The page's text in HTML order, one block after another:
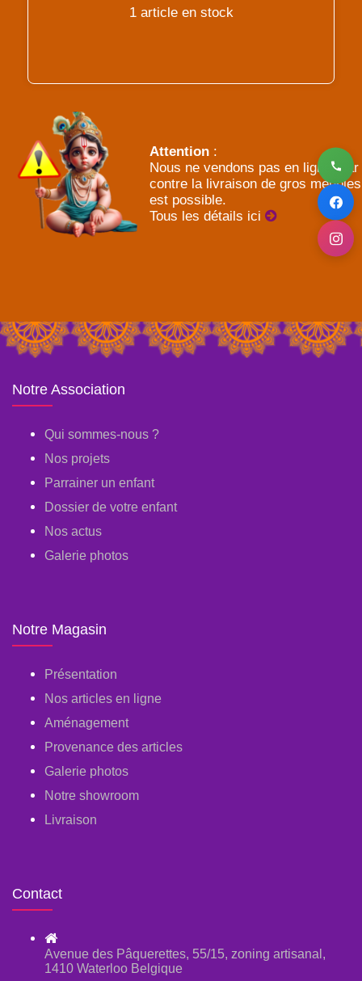
1 article en stock
Attention :
Nous ne vendons pas en ligne, par
contre la livraison de gros meubles
est possible.
Tous les détails ici
Notre Association
Qui sommes-nous ?
Nos projets
Parrainer un enfant
Dossier de votre enfant
Nos actus
Galerie photos
Notre Magasin
Présentation
Nos articles en ligne
Aménagement
Provenance des articles
Galerie photos
Notre showroom
Livraison
Contact
Avenue des Pâquerettes, 55/15, zoning artisanal,
1410 Waterloo Belgique